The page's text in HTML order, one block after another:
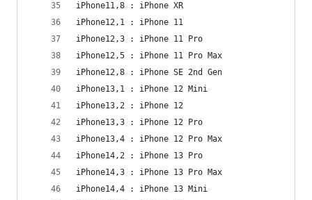
iPhone11,8 : iPhone XR
iPhone12,1 : iPhone 11
iPhone12,3 : iPhone 11 Pro
iPhone12,5 : iPhone 11 Pro Max
iPhone12,8 : iPhone SE 2nd Gen
iPhone13,1 : iPhone 12 Mini
iPhone13,2 : iPhone 12
iPhone13,3 : iPhone 12 Pro
iPhone13,4 : iPhone 12 Pro Max
iPhone14,2 : iPhone 13 Pro
iPhone14,3 : iPhone 13 Pro Max
iPhone14,4 : iPhone 13 Mini